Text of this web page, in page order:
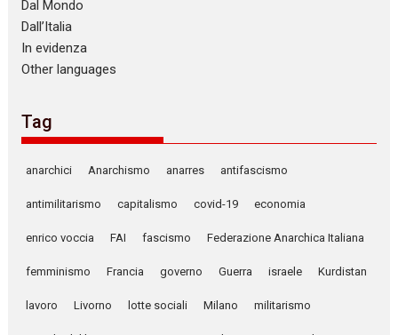
Dal Mondo
Dall’Italia
In evidenza
Other languages
Tag
anarchici Anarchismo anarres antifascismo
antimilitarismo capitalismo covid-19 economia
enrico voccia FAI fascismo Federazione Anarchica Italiana
femminismo Francia governo Guerra israele Kurdistan
lavoro Livorno lotte sociali Milano militarismo